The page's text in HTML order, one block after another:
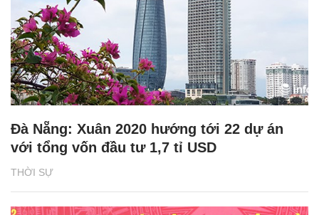
THỜI SỰ
Đà Nẵng: Xuân 2020 hướng tới 22 dự án
với tổng vốn đầu tư 1,7 tỉ USD